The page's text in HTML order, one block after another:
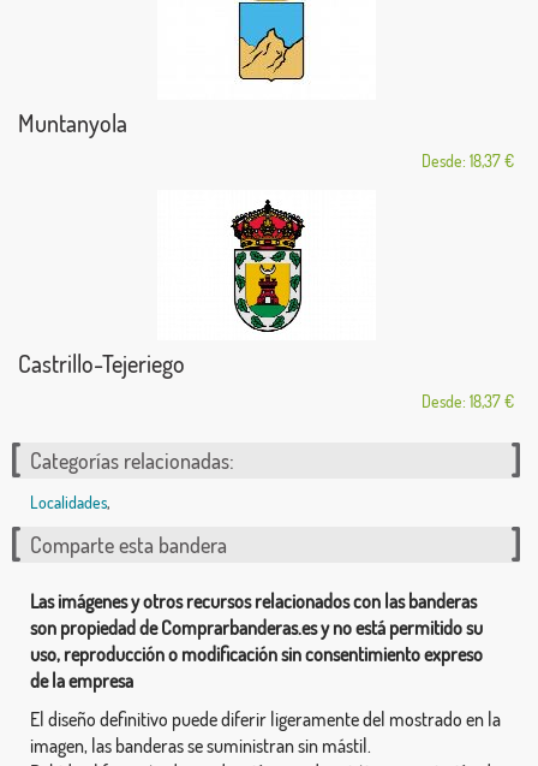
Muntanyola
Desde: 18,37 €
Castrillo-Tejeriego
Desde: 18,37 €
Categorías relacionadas:
Localidades,
Comparte esta bandera
Las imágenes y otros recursos relacionados con las banderas
son propiedad de Comprarbanderas.es y no está permitido su
uso, reproducción o modificación sin consentimiento expreso
de la empresa
El diseño definitivo puede diferir ligeramente del mostrado en la
imagen, las banderas se suministran sin mástil.